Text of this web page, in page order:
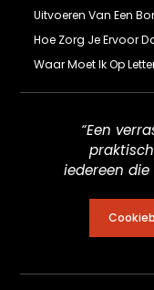
Uitvoeren Van Een
Hoe Zorg Je Ervoor
Waar Moet Ik Op
“Een
iedereen